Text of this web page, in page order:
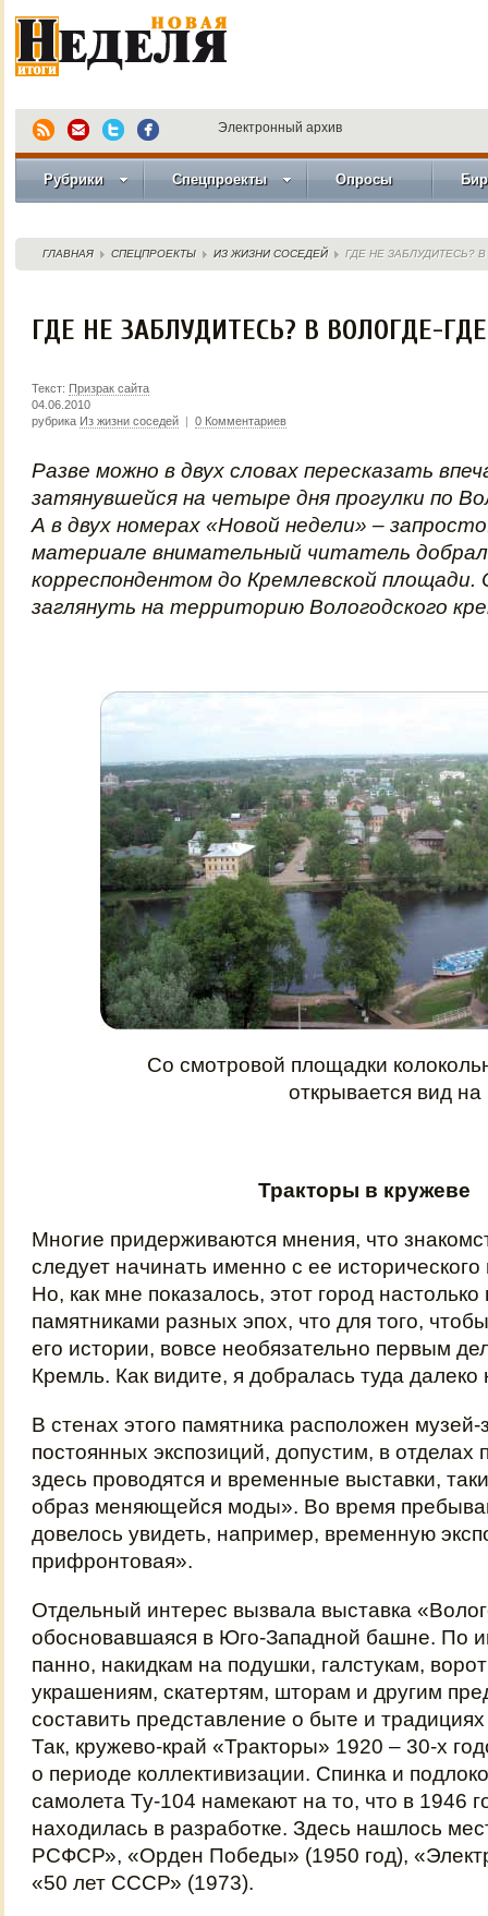
Электронный архив
Рубрики Спецпроекты Опросы
ГЛАВНАЯ СПЕЦПРОЕКТЫ ИЗ ЖИЗНИ СОСЕДЕЙ ГДЕ НЕ ЗАБЛУДИТЕСЬ?
ГДЕ НЕ ЗАБЛУДИТЕСЬ? В ВОЛОГДЕ-
Текст: Призрак сайта
04.06.2010
рубрика Из жизни соседей | 0 Комментариев
Разве можно в двух словах пересказать
затянувшейся на четыре дня прогулки по
А в двух номерах «Новой недели» –
материале внимательный читатель
корреспондентом до Кремлевской площади.
заглянуть на территорию Вологодского
Со смотровой площадки
открывается вид
Тракторы в кружеве
Многие придерживаются мнения, что
следует начинать именно с ее
Но, как мне показалось, этот город
памятниками разных эпох, что для того,
его истории, вовсе необязательно первым
Кремль. Как видите, я добралась туда далеко
В стенах этого памятника расположен
постоянных экспозиций, допустим, в отделах
здесь проводятся и временные выставки,
образ меняющейся моды». Во время
довелось увидеть, например, временную
прифронтовая».
Отдельный интерес вызвала выставка
обосновавшаяся в Юго-Западной башне. По
панно, накидкам на подушки, галстукам,
украшениям, скатертям, шторам и другим
составить представление о быте и
Так, кружево-край «Тракторы» 1920 – 30-х
о периоде коллективизации. Спинка и
самолета Ту-104 намекают на то, что в 1946
находилась в разработке. Здесь нашлось
РСФСР», «Орден Победы» (1950 год),
«50 лет СССР» (1973).